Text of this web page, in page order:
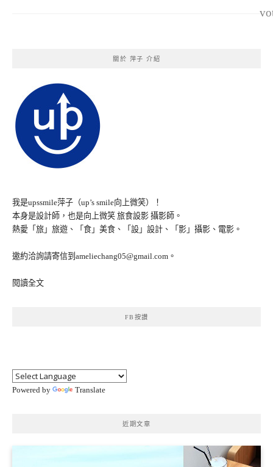
關於 萍子 介紹
我是upssmile萍子（up’s smile向上微笑）！
本身是設計師，也是向上微笑 旅食設影 攝影師。
熱愛「旅」旅遊、「食」美食、「設」設計、「影」攝影、電影。
邀約洽詢請寄信到ameliechang05@gmail.com。
閱讀全文
FB按讚
Powered by Translate
近期文章